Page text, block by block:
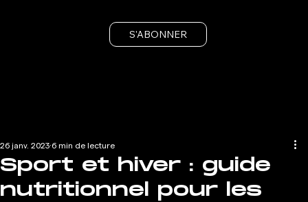
S'ABONNER
Sport et hiver : guide
nutritionnel pour les
26 janv. 2023 6 min de lecture